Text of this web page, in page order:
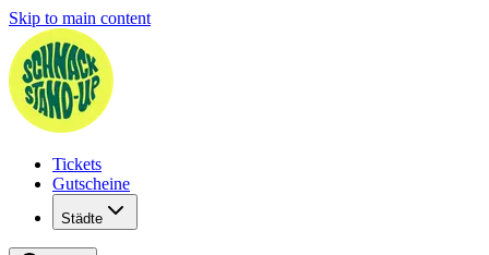
Skip to main content
Tickets
Gutscheine
Städte